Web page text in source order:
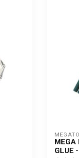
MEGA
GLUE